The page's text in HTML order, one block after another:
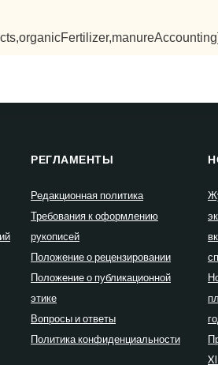
РЕГЛАМЕНТЫ
Редакционная политика
Требования к оформлению
рукописей
Положение о рецензировании
Положение о публикационной
этике
Вопросы и ответы
Политика конфиденциальности